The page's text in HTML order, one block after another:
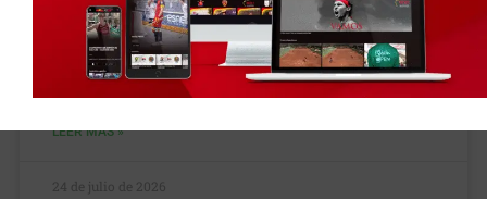
La Agencia EFE y la Universidad Complutense de Madrid
han abierto las últimas plazas para la primera edición del
curso “Periodismo, deporte y mujeres”, una
LEER MÁS »
24 de julio de 2026